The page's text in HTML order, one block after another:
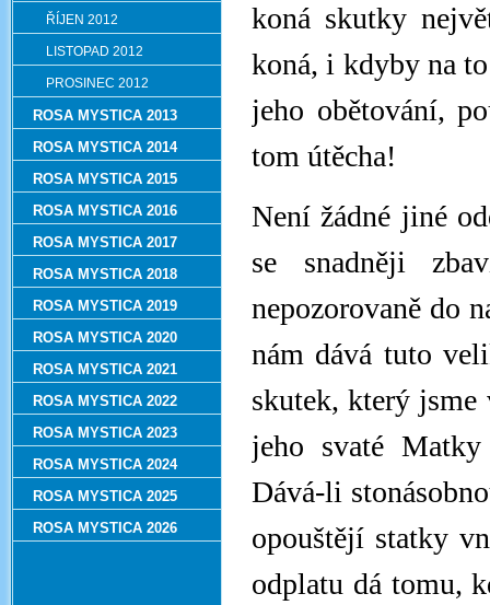
koná skutky
koná, i kdyby na
jeho obětování,
tom útěcha!
Není žádné jiné
se snadněji
nepozorovaně do
nám dává tuto
skutek, který
jeho svaté
Dává-li
opouštějí statky
odplatu dá tomu,
ŘÍJEN 2012
LISTOPAD 2012
PROSINEC 2012
ROSA MYSTICA 2013
ROSA MYSTICA 2014
ROSA MYSTICA 2015
ROSA MYSTICA 2016
ROSA MYSTICA 2017
ROSA MYSTICA 2018
ROSA MYSTICA 2019
ROSA MYSTICA 2020
ROSA MYSTICA 2021
ROSA MYSTICA 2022
ROSA MYSTICA 2023
ROSA MYSTICA 2024
ROSA MYSTICA 2025
ROSA MYSTICA 2026